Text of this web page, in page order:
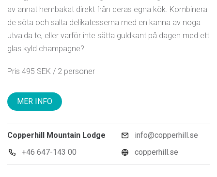
av annat hembakat direkt från deras egna kök. Kombinera
de söta och salta delikatesserna med en kanna av noga
utvalda te, eller varför inte sätta guldkant på dagen med ett
glas kyld champagne?
Pris 495 SEK / 2 personer
MER INFO
Copperhill Mountain Lodge
+46 647-143 00
info@copperhill.se
copperhill.se